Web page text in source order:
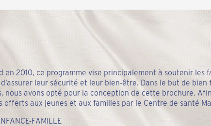
en 2010, ce programme vise principalement à soutenir
d’assurer leur sécurité et leur bien-être. Dans le but de
nous avons opté pour la conception de cette brochure.
offerts aux jeunes et aux familles par le Centre de santé
FAMILLE